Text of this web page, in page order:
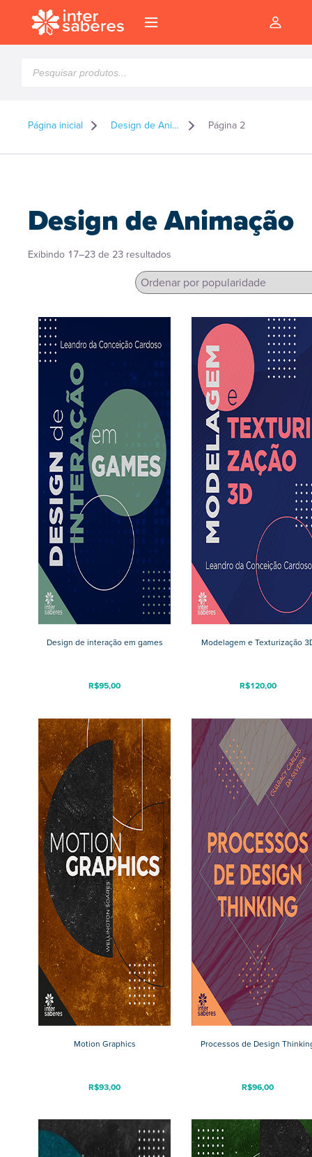
produtos
Página inicial Design de Animação Página 2
Design de Animação
Exibindo 17–23 de 23 resultados
popularidade
Design de interação em games
R$95,00
Modelagem e Texturização
R$120,00
Motion Graphics
R$93,00
Processos de Design
R$96,00